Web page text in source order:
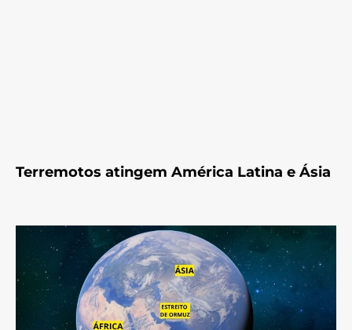
Terremotos atingem América Latina e Ásia